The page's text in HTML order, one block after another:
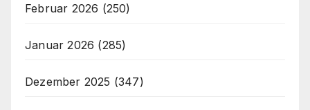
Februar 2026 (250)
Januar 2026 (285)
Dezember 2025 (347)